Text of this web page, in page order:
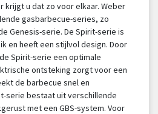
krijgt u dat zo voor elkaar. Weber
gasbarbecue-series, zo
Genesis-serie. De Spirit-serie is
en heeft een stijlvol design. Door
Spirit-serie een optimale
ontsteking zorgt voor een
de barbecue snel en
serie bestaat uit verschillende
met een GBS-system. Voor